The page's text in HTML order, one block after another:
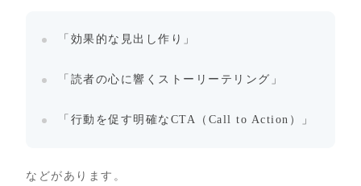
「効果的な見出し作り」
「読者の心に響くストーリーテリング」
「行動を促す明確なCTA（Call to Action）」
などがあります。